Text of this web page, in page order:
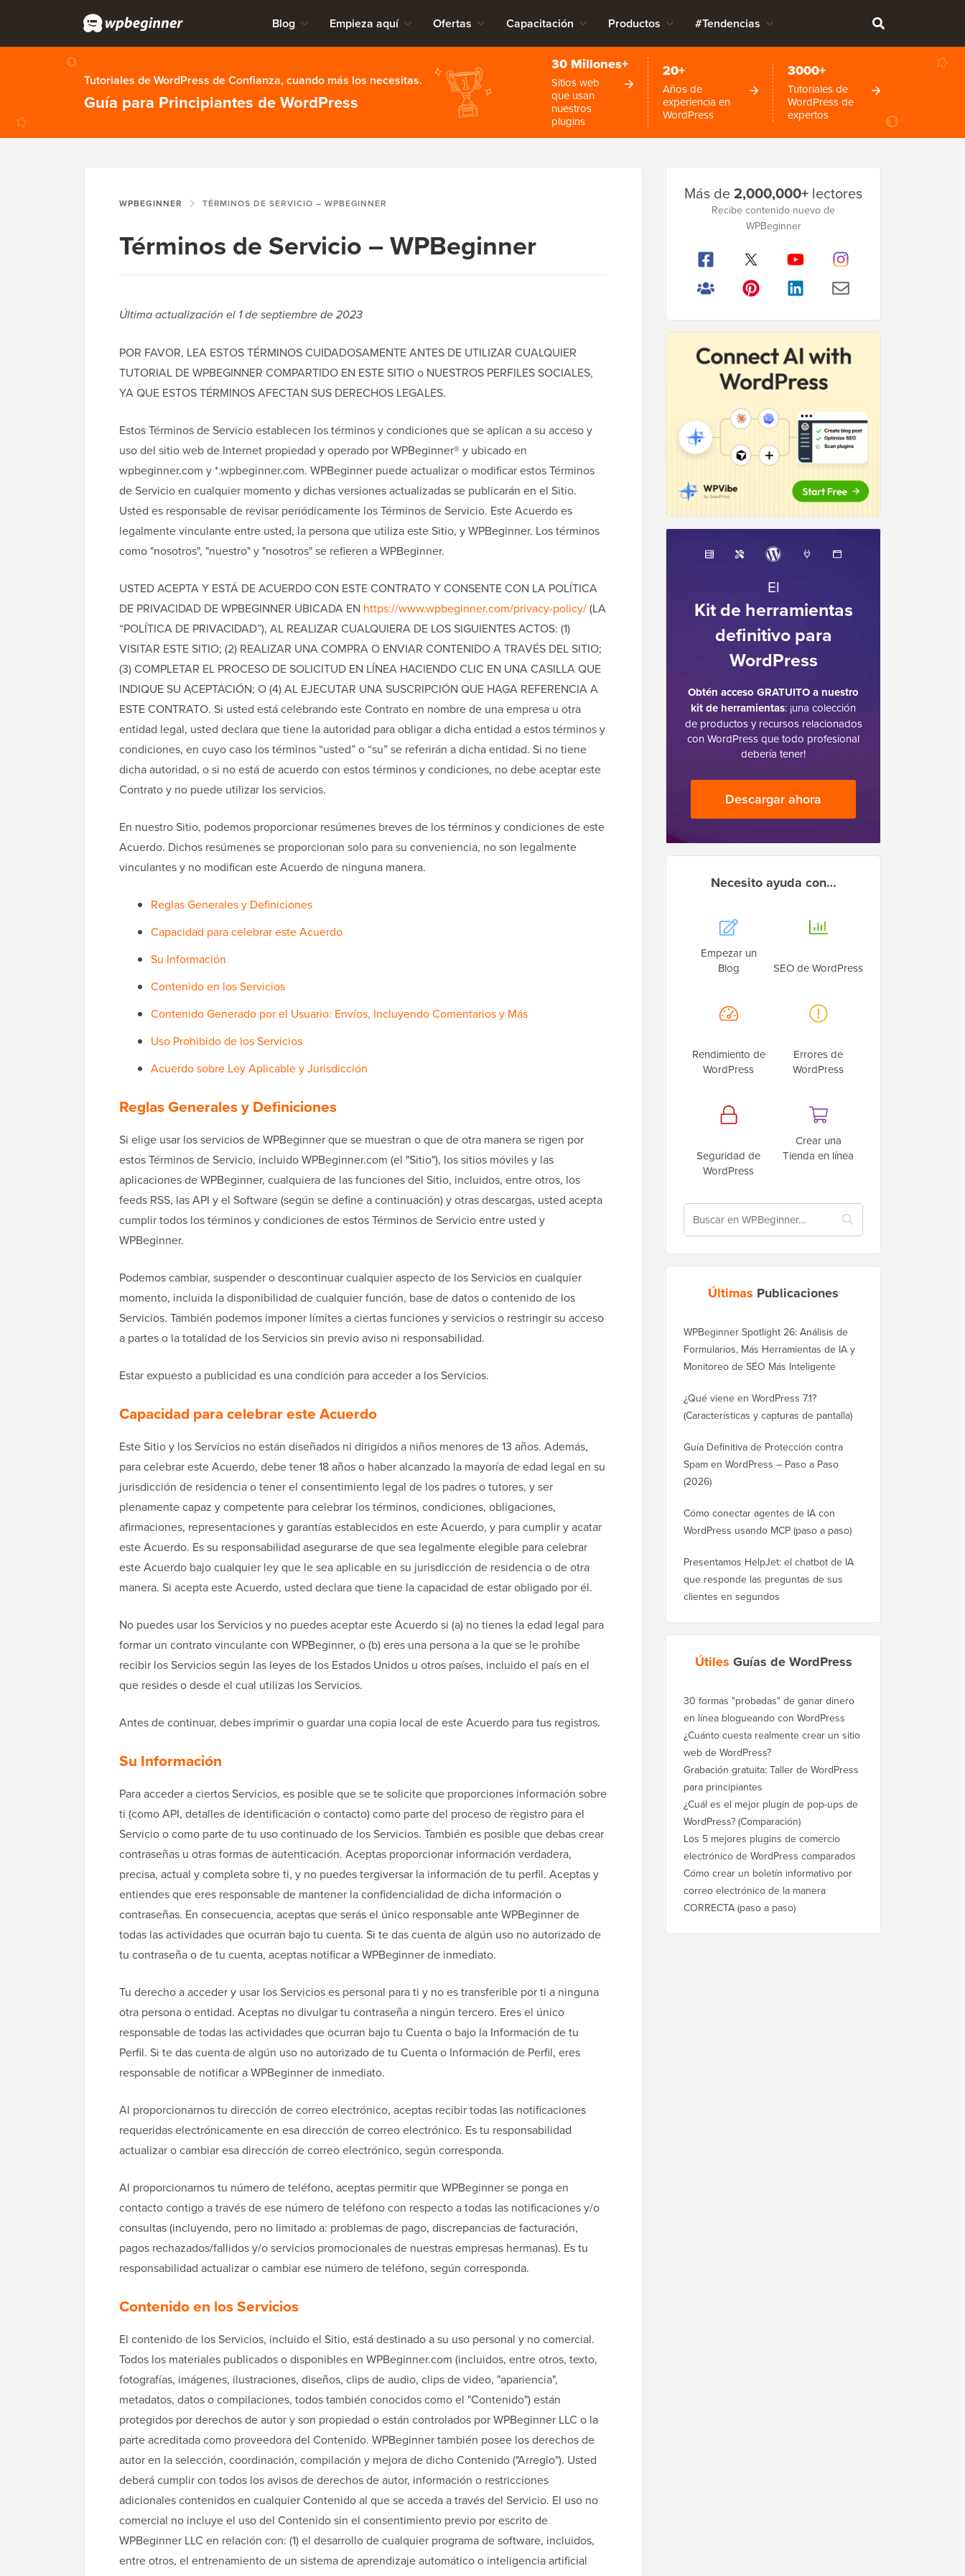
Blog Empieza aquí Ofertas Capacitación Productos #Tendencias
Tutoriales de WordPress de Confianza, cuando más los necesitas.
Guía para Principiantes de WordPress
30 Millones+
Sitios web
que usan
nuestros
plugins
20+
Años de
experiencia en
WordPress
3000+
Tutoriales de
WordPress de
expertos
WPBEGINNER TÉRMINOS DE SERVICIO – WPBEGINNER
Términos de Servicio – WPBeginner
Última actualización el 1 de septiembre de 2023
POR FAVOR, LEA ESTOS TÉRMINOS CUIDADOSAMENTE ANTES DE UTILIZAR CUALQUIER
TUTORIAL DE WPBEGINNER COMPARTIDO EN ESTE SITIO o NUESTROS PERFILES SOCIALES,
YA QUE ESTOS TÉRMINOS AFECTAN SUS DERECHOS LEGALES.
Estos Términos de Servicio establecen los términos y condiciones que se aplican a su acceso y
uso del sitio web de Internet propiedad y operado por WPBeginner® y ubicado en
wpbeginner.com y *.wpbeginner.com. WPBeginner puede actualizar o modificar estos Términos
de Servicio en cualquier momento y dichas versiones actualizadas se publicarán en el Sitio.
Usted es responsable de revisar periódicamente los Términos de Servicio. Este Acuerdo es
legalmente vinculante entre usted, la persona que utiliza este Sitio, y WPBeginner. Los términos
como "nosotros", "nuestro" y "nosotros" se refieren a WPBeginner.
USTED ACEPTA Y ESTÁ DE ACUERDO CON ESTE CONTRATO Y CONSENTE CON LA POLÍTICA
DE PRIVACIDAD DE WPBEGINNER UBICADA EN https://www.wpbeginner.com/privacy-policy/(LA
“POLÍTICA DE PRIVACIDAD”), AL REALIZAR CUALQUIERA DE LOS SIGUIENTES ACTOS: (1)
VISITAR ESTE SITIO; (2) REALIZAR UNA COMPRA O ENVIAR CONTENIDO A TRAVÉS DEL SITIO;
(3) COMPLETAR EL PROCESO DE SOLICITUD EN LÍNEA HACIENDO CLIC EN UNA CASILLA QUE
INDIQUE SU ACEPTACIÓN; O (4) AL EJECUTAR UNA SUSCRIPCIÓN QUE HAGA REFERENCIA A
ESTE CONTRATO. Si usted está celebrando este Contrato en nombre de una empresa u otra
entidad legal, usted declara que tiene la autoridad para obligar a dicha entidad a estos términos y
condiciones, en cuyo caso los términos “usted” o “su” se referirán a dicha entidad. Si no tiene
dicha autoridad, o si no está de acuerdo con estos términos y condiciones, no debe aceptar este
Contrato y no puede utilizar los servicios.
En nuestro Sitio, podemos proporcionar resúmenes breves de los términos y condiciones de este
Acuerdo. Dichos resúmenes se proporcionan solo para su conveniencia, no son legalmente
vinculantes y no modifican este Acuerdo de ninguna manera.
Reglas Generales y Definiciones
Capacidad para celebrar este Acuerdo
Su Información
Contenido en los Servicios
Contenido Generado por el Usuario: Envíos, Incluyendo Comentarios y Más
Uso Prohibido de los Servicios
Acuerdo sobre Ley Aplicable y Jurisdicción
Reglas Generales y Definiciones
Si elige usar los servicios de WPBeginner que se muestran o que de otra manera se rigen por
estos Términos de Servicio, incluido WPBeginner.com (el "Sitio"), los sitios móviles y las
aplicaciones de WPBeginner, cualquiera de las funciones del Sitio, incluidos, entre otros, los
feeds RSS, las API y el Software (según se define a continuación) y otras descargas, usted acepta
cumplir todos los términos y condiciones de estos Términos de Servicio entre usted y
WPBeginner.
Podemos cambiar, suspender o descontinuar cualquier aspecto de los Servicios en cualquier
momento, incluida la disponibilidad de cualquier función, base de datos o contenido de los
Servicios. También podemos imponer límites a ciertas funciones y servicios o restringir su acceso
a partes o la totalidad de los Servicios sin previo aviso ni responsabilidad.
Estar expuesto a publicidad es una condición para acceder a los Servicios.
Capacidad para celebrar este Acuerdo
Este Sitio y los Servicios no están diseñados ni dirigidos a niños menores de 13 años. Además,
para celebrar este Acuerdo, debe tener 18 años o haber alcanzado la mayoría de edad legal en su
jurisdicción de residencia o tener el consentimiento legal de los padres o tutores, y ser
plenamente capaz y competente para celebrar los términos, condiciones, obligaciones,
afirmaciones, representaciones y garantías establecidos en este Acuerdo, y para cumplir y acatar
este Acuerdo. Es su responsabilidad asegurarse de que sea legalmente elegible para celebrar
este Acuerdo bajo cualquier ley que le sea aplicable en su jurisdicción de residencia o de otra
manera. Si acepta este Acuerdo, usted declara que tiene la capacidad de estar obligado por él.
No puedes usar los Servicios y no puedes aceptar este Acuerdo si (a) no tienes la edad legal para
formar un contrato vinculante con WPBeginner, o (b) eres una persona a la que se le prohíbe
recibir los Servicios según las leyes de los Estados Unidos u otros países, incluido el país en el
que resides o desde el cual utilizas los Servicios.
Antes de continuar, debes imprimir o guardar una copia local de este Acuerdo para tus registros.
Su Información
Para acceder a ciertos Servicios, es posible que se te solicite que proporciones información sobre
ti (como API, detalles de identificación o contacto) como parte del proceso de registro para el
Servicio o como parte de tu uso continuado de los Servicios. También es posible que debas crear
contraseñas u otras formas de autenticación. Aceptas proporcionar información verdadera,
precisa, actual y completa sobre ti, y no puedes tergiversar la información de tu perfil. Aceptas y
entiendes que eres responsable de mantener la confidencialidad de dicha información o
contraseñas. En consecuencia, aceptas que serás el único responsable ante WPBeginner de
todas las actividades que ocurran bajo tu cuenta. Si te das cuenta de algún uso no autorizado de
tu contraseña o de tu cuenta, aceptas notificar a WPBeginner de inmediato.
Tu derecho a acceder y usar los Servicios es personal para ti y no es transferible por ti a ninguna
otra persona o entidad. Aceptas no divulgar tu contraseña a ningún tercero. Eres el único
responsable de todas las actividades que ocurran bajo tu Cuenta o bajo la Información de tu
Perfil. Si te das cuenta de algún uso no autorizado de tu Cuenta o Información de Perfil, eres
responsable de notificar a WPBeginner de inmediato.
Al proporcionarnos tu dirección de correo electrónico, aceptas recibir todas las notificaciones
requeridas electrónicamente en esa dirección de correo electrónico. Es tu responsabilidad
actualizar o cambiar esa dirección de correo electrónico, según corresponda.
Al proporcionarnos tu número de teléfono, aceptas permitir que WPBeginner se ponga en
contacto contigo a través de ese número de teléfono con respecto a todas las notificaciones y/o
consultas (incluyendo, pero no limitado a: problemas de pago, discrepancias de facturación,
pagos rechazados/fallidos y/o servicios promocionales de nuestras empresas hermanas). Es tu
responsabilidad actualizar o cambiar ese número de teléfono, según corresponda.
Contenido en los Servicios
El contenido de los Servicios, incluido el Sitio, está destinado a su uso personal y no comercial.
Todos los materiales publicados o disponibles en WPBeginner.com (incluidos, entre otros, texto,
fotografías, imágenes, ilustraciones, diseños, clips de audio, clips de video, "apariencia",
metadatos, datos o compilaciones, todos también conocidos como el "Contenido") están
protegidos por derechos de autor y son propiedad o están controlados por WPBeginner LLC o la
parte acreditada como proveedora del Contenido. WPBeginner también posee los derechos de
autor en la selección, coordinación, compilación y mejora de dicho Contenido ("Arreglo"). Usted
deberá cumplir con todos los avisos de derechos de autor, información o restricciones
adicionales contenidos en cualquier Contenido al que se acceda a través del Servicio. El uso no
comercial no incluye el uso del Contenido sin el consentimiento previo por escrito de
WPBeginner LLC en relación con: (1) el desarrollo de cualquier programa de software, incluidos,
entre otros, el entrenamiento de un sistema de aprendizaje automático o inteligencia artificial
lateral
Más de2,000,000+ lectores
Recibe contenido nuevo de
WPBeginner
El
Kit de herramientas
definitivo para
WordPress
Obtén acceso GRATUITO a nuestro
kit de herramientas: ¡una colección
de productos y recursos relacionados
con WordPress que todo profesional
debería tener!
Descargar ahora
Necesito ayuda con…
Empezar un
Blog
SEO de WordPress
Rendimiento de
WordPress
Errores de
WordPress
Seguridad de
WordPress
Crear una
Tienda en línea
Últimas Publicaciones
WPBeginner Spotlight 26: Análisis de
Formularios, Más Herramientas de IA y
Monitoreo de SEO Más Inteligente
¿Qué viene en WordPress 7.1?
(Características y capturas de pantalla)
Guía Definitiva de Protección contra
Spam en WordPress – Paso a Paso
(2026)
Cómo conectar agentes de IA con
WordPress usando MCP (paso a paso)
Presentamos HelpJet: el chatbot de IA
que responde las preguntas de sus
clientes en segundos
Útiles Guías de WordPress
30 formas "probadas" de ganar dinero
en línea blogueando con WordPress
¿Cuánto cuesta realmente crear un sitio
web de WordPress?
Grabación gratuita: Taller de WordPress
para principiantes
¿Cuál es el mejor plugin de pop-ups de
WordPress? (Comparación)
Los 5 mejores plugins de comercio
electrónico de WordPress comparados
Cómo crear un boletín informativo por
correo electrónico de la manera
CORRECTA (paso a paso)